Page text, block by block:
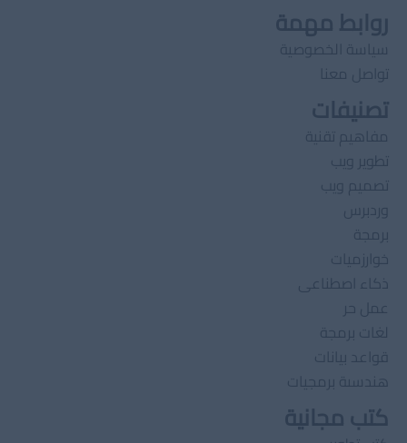
روابط مهمة
سياسة الخصوصية
تواصل معنا
تصنيفات
مفاهيم تقنية
تطوير ويب
تصميم ويب
وردبرس
برمجة
خوارزميات
ذكاء اصطناعى
عمل حر
لغات برمجة
قواعد بيانات
هندسىة برمجيات
كتب مجانية